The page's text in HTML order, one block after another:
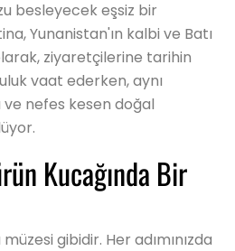
besleyecek eşsiz bir
Yunanistan'ın kalbi ve Batı
ziyaretçilerine tarihin
vaat ederken, aynı
nefes kesen doğal
Kucağında Bir
gibidir. Her adımınızda